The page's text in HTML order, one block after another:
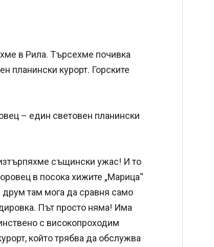
в Рила. Търсехме почивка
планински курорт. Горските
– един световен планински
същински ужас! И то
в посока хижите „Марица“
друм там мога да сравня само
Път просто няма! Има
с високопроходим
който трябва да обслужва